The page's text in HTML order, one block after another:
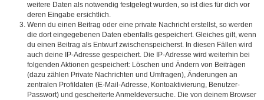
weitere Daten als notwendig festgelegt wurden, so ist dies für dich vor
deren Eingabe ersichtlich.
Wenn du einen Beitrag oder eine private Nachricht erstellst, so werden
die dort eingegebenen Daten ebenfalls gespeichert. Gleiches gilt, wenn
du einen Beitrag als Entwurf zwischenspeicherst. In diesen Fällen wird
auch deine IP-Adresse gespeichert. Die IP-Adresse wird weiterhin bei
folgenden Aktionen gespeichert: Löschen und Ändern von Beiträgen
(dazu zählen Private Nachrichten und Umfragen), Änderungen an
zentralen Profildaten (E-Mail-Adresse, Kontoaktivierung, Benutzer-
Passwort) und gescheiterte Anmeldeversuche. Die von deinem Browser